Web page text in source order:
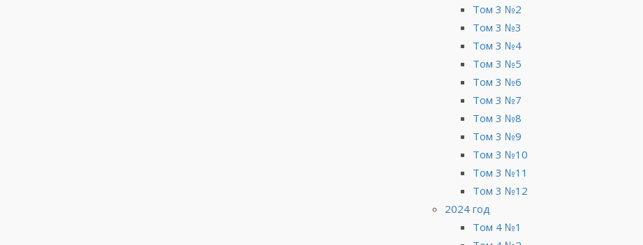
Том 3 №2
Том 3 №3
Том 3 №4
Том 3 №5
Том 3 №6
Том 3 №7
Том 3 №8
Том 3 №9
Том 3 №10
Том 3 №11
Том 3 №12
2024 год
Том 4 №1